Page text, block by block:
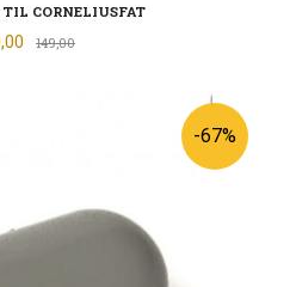
CORNELIUSFAT
149,00Rabatt
-67%